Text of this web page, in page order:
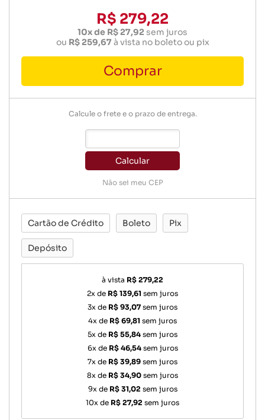
R$ 279,22
10x de R$ 27,92 sem juros
ou R$ 259,67à vista no boleto ou pix
Comprar
Calcule o frete e o prazo de entrega.
Calcular
Não sei meu CEP
Cartão de Crédito Boleto Pix
Depósito
à vista R$ 279,22
2x de R$ 139,61 sem juros
3x de R$ 93,07 sem juros
4x de R$ 69,81 sem juros
5x de R$ 55,84 sem juros
6x de R$ 46,54sem juros
7x de R$ 39,89 sem juros
8x de R$ 34,90 sem juros
9x de R$ 31,02 sem juros
10x de R$ 27,92 sem juros